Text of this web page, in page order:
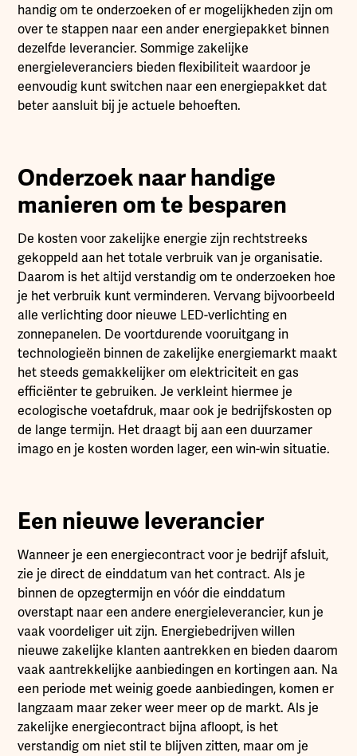
handig om te onderzoeken of er mogelijkheden zijn om
over te stappen naar een ander energiepakket binnen
dezelfde leverancier. Sommige zakelijke
energieleveranciers bieden flexibiliteit waardoor je
eenvoudig kunt switchen naar een energiepakket dat
beter aansluit bij je actuele behoeften.
Onderzoek naar handige
manieren om te besparen
De kosten voor zakelijke energie zijn rechtstreeks
gekoppeld aan het totale verbruik van je organisatie.
Daarom is het altijd verstandig om te onderzoeken hoe
je het verbruik kunt verminderen. Vervang bijvoorbeeld
alle verlichting door nieuwe LED-verlichting en
zonnepanelen. De voortdurende vooruitgang in
technologieën binnen de zakelijke energiemarkt maakt
het steeds gemakkelijker om elektriciteit en gas
efficiënter te gebruiken. Je verkleint hiermee je
ecologische voetafdruk, maar ook je bedrijfskosten op
de lange termijn. Het draagt bij aan een duurzamer
imago en je kosten worden lager, een win-win situatie.
Een nieuwe leverancier
Wanneer je een energiecontract voor je bedrijf afsluit,
zie je direct de einddatum van het contract. Als je
binnen de opzegtermijn en vóór die einddatum
overstapt naar een andere energieleverancier, kun je
vaak voordeliger uit zijn. Energiebedrijven willen
nieuwe zakelijke klanten aantrekken en bieden daarom
vaak aantrekkelijke aanbiedingen en kortingen aan. Na
een periode met weinig goede aanbiedingen, komen er
langzaam maar zeker weer meer op de markt. Als je
zakelijke energiecontract bijna afloopt, is het
verstandig om niet stil te blijven zitten, maar om je